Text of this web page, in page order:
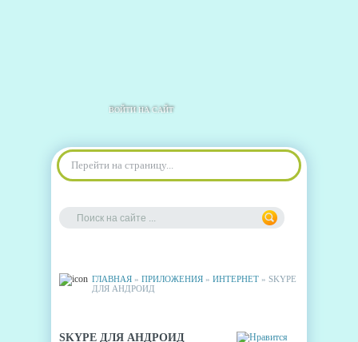
ВОЙТИ НА САЙТ
Перейти на страницу...
ГЛАВНАЯ » ПРИЛОЖЕНИЯ » ИНТЕРНЕТ » SKYPE
ДЛЯ АНДРОИД
SKYPE ДЛЯ АНДРОИД